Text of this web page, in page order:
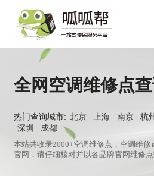
全网空调维修点
热门查询城市: 北京 上海 南京 杭
深圳
成都
本站共收录2000+空调维修点，空调维修
官网，请仔细核对并以各品牌官网维修